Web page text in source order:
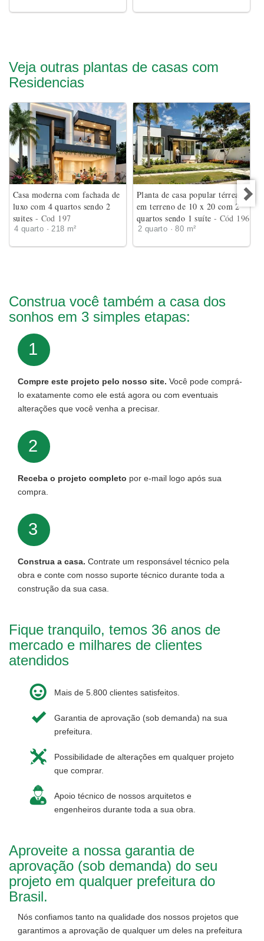
Veja outras plantas de casas com
Residencias
Casa moderna com fachada de
luxo com 4 quartos sendo 2
suites - Cod 197
4 quarto · 218 m²
Planta de casa popular térrea
em terreno de 10 x 20 com 2
quartos sendo 1 suíte - Cód 196
2 quarto · 80 m²
Construa você também a casa dos
sonhos em 3 simples etapas:
1
Compre este projeto pelo nosso site. Você pode comprá-
lo exatamente como ele está agora ou com eventuais
alterações que você venha a precisar.
2
Receba o projeto completo por e-mail logo após sua
compra.
3
Construa a casa. Contrate um responsável técnico pela
obra e conte com nosso suporte técnico durante toda a
construção da sua casa.
Fique tranquilo, temos 36 anos de
mercado e milhares de clientes
atendidos
Mais de 5.800 clientes satisfeitos.
Garantia de aprovação (sob demanda) na sua
prefeitura.
Possibilidade de alterações em qualquer projeto
que comprar.
Apoio técnico de nossos arquitetos e
engenheiros durante toda a sua obra.
Aproveite a nossa garantia de
aprovação (sob demanda) do seu
projeto em qualquer prefeitura do
Brasil.
Nós confiamos tanto na qualidade dos nossos projetos que
garantimos a aprovação de qualquer um deles na prefeitura